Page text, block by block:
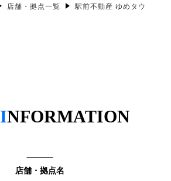
店舗・拠点一覧
駅前不動産 ゆめタウ
INFORMATION
店舗・拠点名